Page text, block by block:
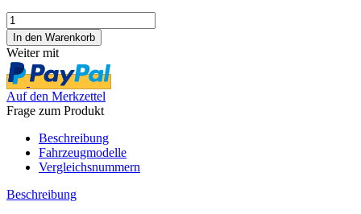
Weiter mit
Auf den Merkzettel
Frage zum Produkt
Beschreibung
Fahrzeugmodelle
Vergleichsnummern
Beschreibung